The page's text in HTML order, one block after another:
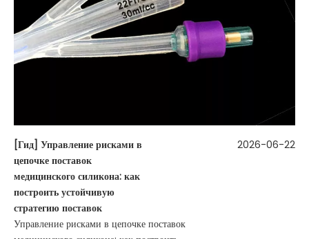
[Гид] Управление рисками в
цепочке поставок
медицинского силикона: как
построить устойчивую
стратегию поставок
Управление рисками в цепочке поставок
2026-06-22